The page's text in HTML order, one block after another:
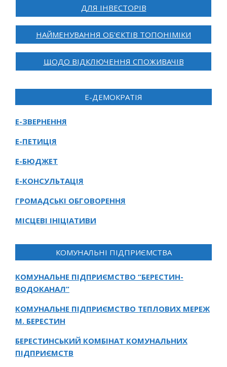
ДЛЯ ІНВЕСТОРІВ
НАЙМЕНУВАННЯ ОБ’ЄКТІВ ТОПОНІМІКИ
ЩОДО ВІДКЛЮЧЕННЯ СПОЖИВАЧІВ
Е-ДЕМОКРАТІЯ
Е-ЗВЕРНЕННЯ
Е-ПЕТИЦІЯ
Е-БЮДЖЕТ
Е-КОНСУЛЬТАЦІЯ
ГРОМАДСЬКІ ОБГОВОРЕННЯ
МІСЦЕВІ ІНІЦІАТИВИ
КОМУНАЛЬНІ ПІДПРИЄМСТВА
КОМУНАЛЬНЕ ПІДПРИЄМСТВО “БЕРЕСТИН-
ВОДОКАНАЛ”
КОМУНАЛЬНЕ ПІДПРИЄМСТВО ТЕПЛОВИХ МЕРЕЖ
М. БЕРЕСТИН
БЕРЕСТИНСЬКИЙ КОМБІНАТ КОМУНАЛЬНИХ
ПІДПРИЄМСТВ